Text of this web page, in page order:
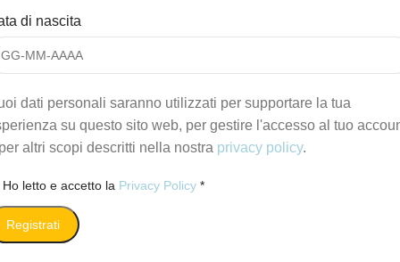
di nascita
dati personali saranno utilizzati per supportare la tua
su questo sito web, per gestire l'accesso al tuo
altri scopi descritti nella nostra privacy policy.
Ho letto e accetto la Privacy Policy *
Registrati